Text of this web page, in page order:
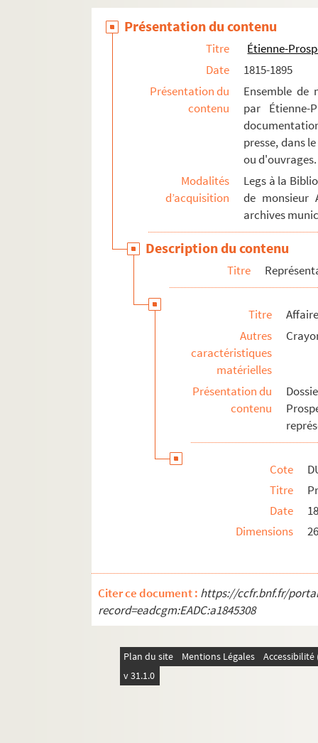
DUB 096. Adolphe Billault
DUB 097. Halary
DUB 098. Sélection d'un juge de
DUB 099. Cercles
DUB 100. Bottu des Mortiers
DUB 102. Témoignage suite au
DUB 103. Affaires civiles
DUB 104. Affaires de notariat
DUB 105. Affaires concernant des
DUB 106. Affaires à Strasbourg
DUB 107. Affaires concernant
DUB 108. Ensemble d'affaires aux
DUB 109. Ensemble d'affaires
DUB 110. Ensemble d'affaires
DUB 111. Autres affaires
DUB 112. Témoignage d'Etienne-
DUB 113. Carnet de suivi des affaires
Gaston Dubois-Guchan
Annexes
Présentation du contenu
Titre
Étienne-
Date
1815-1895
Présentation du
contenu
Ensemble de
par Étienne-
presse, dans
ou d'ouvrages.
Modalités
d’acquisition
Legs à la
de monsieur
archives
Description du contenu
Titre
Titre
Autres
caractéristiques
matérielles
Présentation du
contenu
Cote
Titre
Date
Dimensions
Citer ce document : https://ccfr.bnf.fr/
record=eadcgm:EADC:a1845308
Plan du site Mentions Légales
v 31.1.0